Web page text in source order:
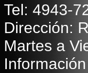
Tel: 4943-
Dirección:
Martes a